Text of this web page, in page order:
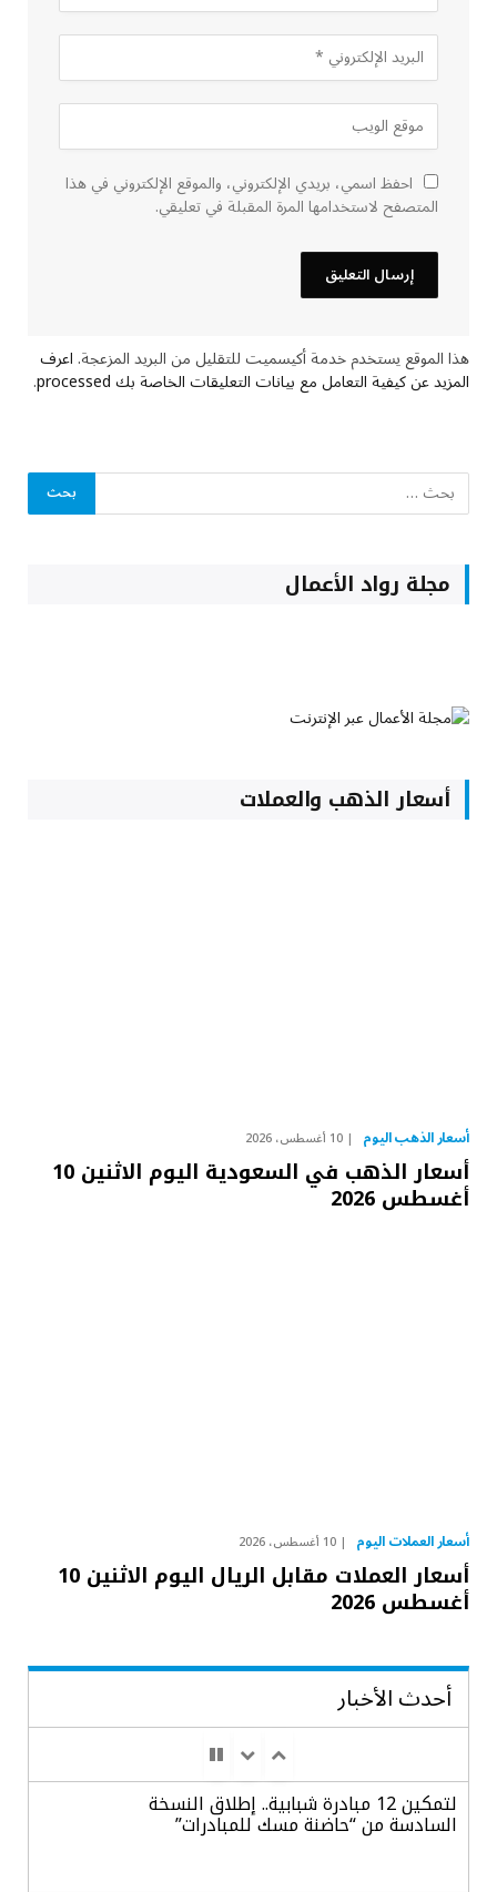
احفظ اسمي، بريدي الإلكتروني، والموقع الإلكتروني في هذا
المتصفح لاستخدامها المرة المقبلة في تعليقي.
هذا الموقع يستخدم خدمة أكيسميت للتقليل من البريد المزعجة.اعرف
المزيد عن كيفية التعامل مع بيانات التعليقات الخاصة بك processed .
مجلة رواد الأعمال
أسعار الذهب والعملات
أسعار الذهب اليوم 10 أغسطس، 2026
أسعار الذهب في السعودية اليوم الاثنين 10
أغسطس 2026
أسعار العملات اليوم 10 أغسطس، 2026
أسعار العملات مقابل الريال اليوم الاثنين 10
أغسطس 2026
أحدث الأخبار
لتمكين 12 مبادرة شبابية.. إطلاق النسخة
السادسة من “حاضنة مسك للمبادرات”